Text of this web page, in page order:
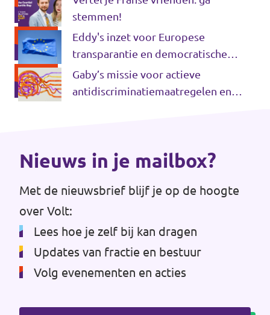
Contact
Sprekersaanvraag
Volt There - Buitenlandstichting Volt
Charge - Wetenschappelijk Platform Volt
stemmen!
Eddy's inzet voor Europese
transparantie en democratische
controle
Gaby’s missie voor actieve
antidiscriminatiemaatregelen en
Nieuws in je mailbox?
Met de nieuwsbrief blijf je op de hoogte
over Volt:
Lees hoe je zelf bij kan dragen
Updates van fractie en bestuur
Volg evenementen en acties